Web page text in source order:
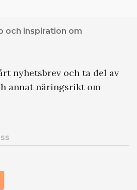
och inspiration om
nyhetsbrev och ta del av
annat näringsrikt om